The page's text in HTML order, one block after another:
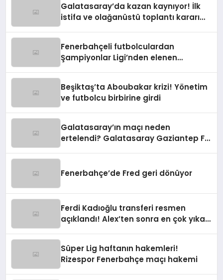
Galatasaray’da kazan kaynıyor! İlk
istifa ve olağanüstü toplantı kararı
Fenerbahçeli futbolculardan
Şampiyonlar Ligi’nden elenen
Beşiktaş’ta Aboubakar krizi! Yönetim
ve futbolcu birbirine girdi
Galatasaray’ın maçı neden
ertelendi? Galatasaray Gaziantep FK
Fenerbahçe’de Fred geri dönüyor
Ferdi Kadıoğlu transferi resmen
açıklandı! Alex’ten sonra en çok yıkan
Süper Lig haftanın hakemleri!
Rizespor Fenerbahçe maçı hakemi